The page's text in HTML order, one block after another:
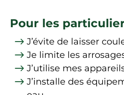
Pour les
J’évite de laisser
Je limite les
J’utilise mes
J’installe des